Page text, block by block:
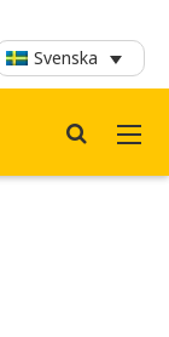
Svenska